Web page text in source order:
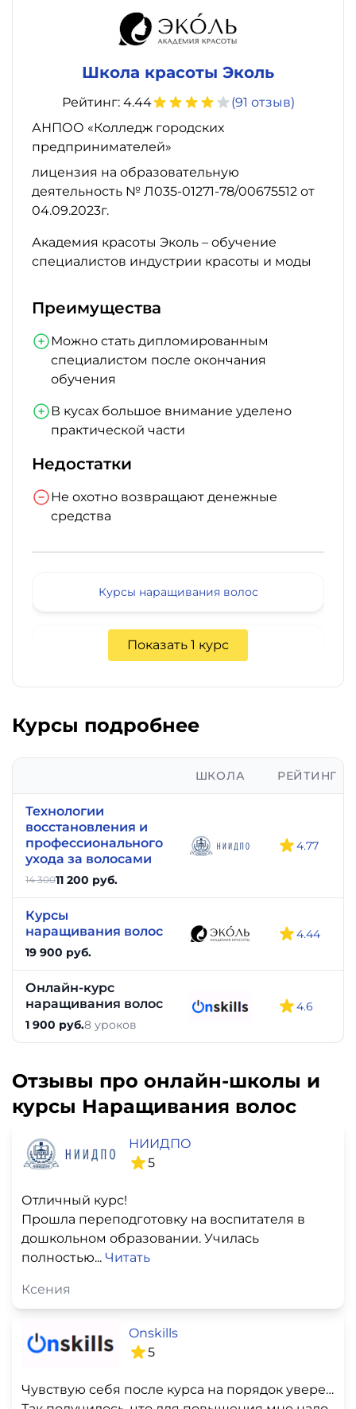
—
Школа красоты Эколь
Рейтинг: 4.44
(91 отзыв)
АНПОО «Колледж городских
предпринимателей»
лицензия на образовательную
деятельность № Л035-01271-78/00675512 от
04.09.2023г.
Академия красоты Эколь – обучение
специалистов индустрии красоты и моды
Преимущества
Можно стать дипломированным
специалистом после окончания
обучения
В кусах большое внимание уделено
практической части
Недостатки
Не охотно возвращают денежные
средства
Курсы наращивания волос
19 900 руб.
—
Показать 1 курс
Курсы подробнее
ШКОЛА РЕЙТИНГ
Технологии
восстановления и
профессионального
ухода за волосами
14 30011 200 руб.
4.77
Курсы
наращивания волос
19 900 руб.
4.44
Онлайн-курс
наращивания волос
1 900 руб.8 уроков
4.6
Отзывы про онлайн-школы и
курсы Наращивания волос
НИИДПО
5
Отличный курс!
Прошла переподготовку на воспитателя в
дошкольном образовании. Училась
полностью... Читать
Ксения
Onskills
5
Чувствую себя после курса на порядок увереннее!